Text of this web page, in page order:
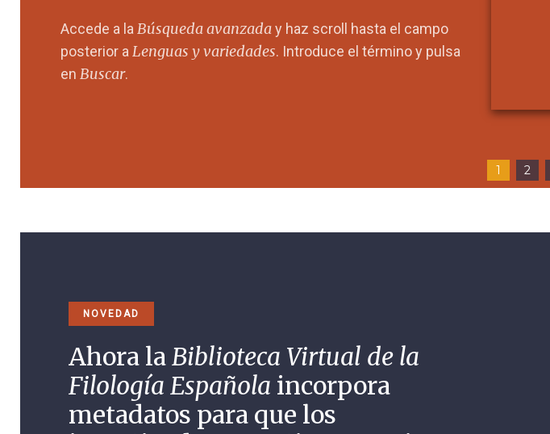
Accede a laBúsqueda avanzaday haz scroll hasta el campo
posterior aLenguas y variedades. Introduce el término y pulsa
en Buscar.
1 2
NOVEDAD
Ahora laBiblioteca Virtual de la
Filología Española incorpora
metadatos para que los